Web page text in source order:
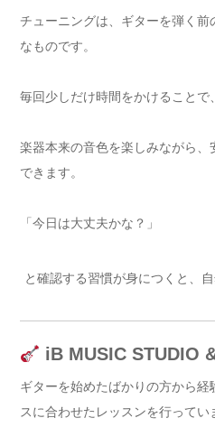
チューニングは、ギターを弾く前
なものです。
毎回少しだけ時間をかけることで、
楽器本来の音色を楽しみながら
できます。
「今日は大丈夫かな？」
と確認する習慣が身につくと、
iB MUSIC STUDIO
ギターを始めたばかりの方から
スに合わせたレッスンを行ってい